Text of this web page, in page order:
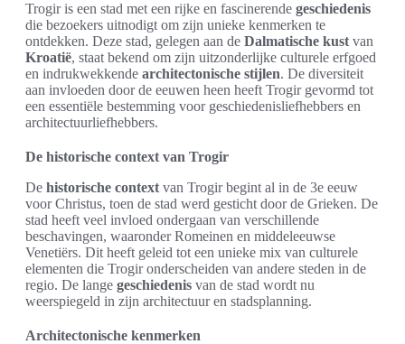
Trogir is een stad met een rijke en fascinerende geschiedenis
die bezoekers uitnodigt om zijn unieke kenmerken te
ontdekken. Deze stad, gelegen aan de Dalmatische kust van
Kroatië, staat bekend om zijn uitzonderlijke culturele erfgoed
en indrukwekkende architectonische stijlen. De diversiteit
aan invloeden door de eeuwen heen heeft Trogir gevormd tot
een essentiële bestemming voor geschiedenisliefhebbers en
architectuurliefhebbers.
De historische context van Trogir
De historische context van Trogir begint al in de 3e eeuw
voor Christus, toen de stad werd gesticht door de Grieken. De
stad heeft veel invloed ondergaan van verschillende
beschavingen, waaronder Romeinen en middeleeuwse
Venetiërs. Dit heeft geleid tot een unieke mix van culturele
elementen die Trogir onderscheiden van andere steden in de
regio. De lange geschiedenis van de stad wordt nu
weerspiegeld in zijn architectuur en stadsplanning.
Architectonische kenmerken